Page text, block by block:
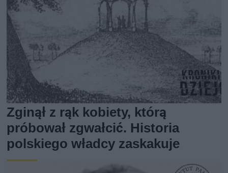
Zginął z rąk kobiety, którą
próbował zgwałcić. Historia
polskiego władcy zaskakuje